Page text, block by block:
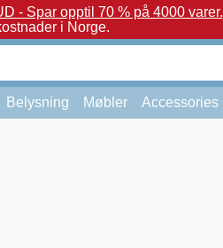
- Spar opptil 70 % på 4000 varer.
i Norge.
Belysning Møbler Accessories